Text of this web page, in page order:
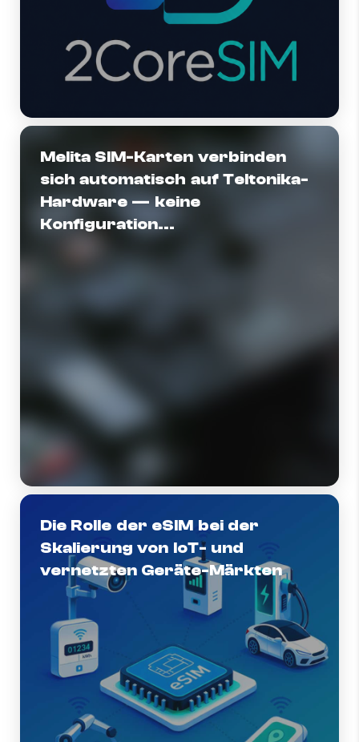
Melita SIM-Karten verbinden
sich automatisch auf Teltonika-
Hardware — keine
Konfiguration...
Die Rolle der eSIM bei der
Skalierung von IoT- und
vernetzten Geräte-Märkten